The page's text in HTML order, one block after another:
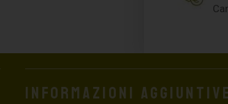
Informazioni aggiuntive